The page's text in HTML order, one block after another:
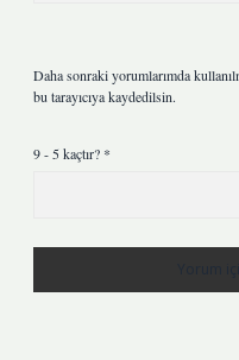
Daha sonraki yorumlarımda
bu tarayıcıya kaydedilsin.
9 - 5 kaçtır? *